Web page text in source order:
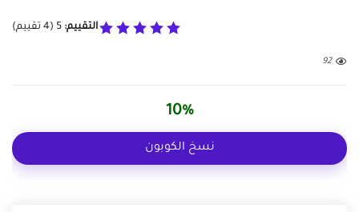
التقييم: 5
(
4 تقييم)
92
10%
نسخ الكوبون